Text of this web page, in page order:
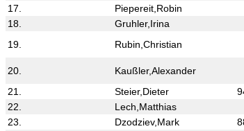
17.
Piepereit,Robin
18.
Gruhler,Irina
19.
Rubin,Christian
20. Kaußler,Alexander
21.
Steier,Dieter
22.
Lech,Matthias
23.
Dzodziev,Mark